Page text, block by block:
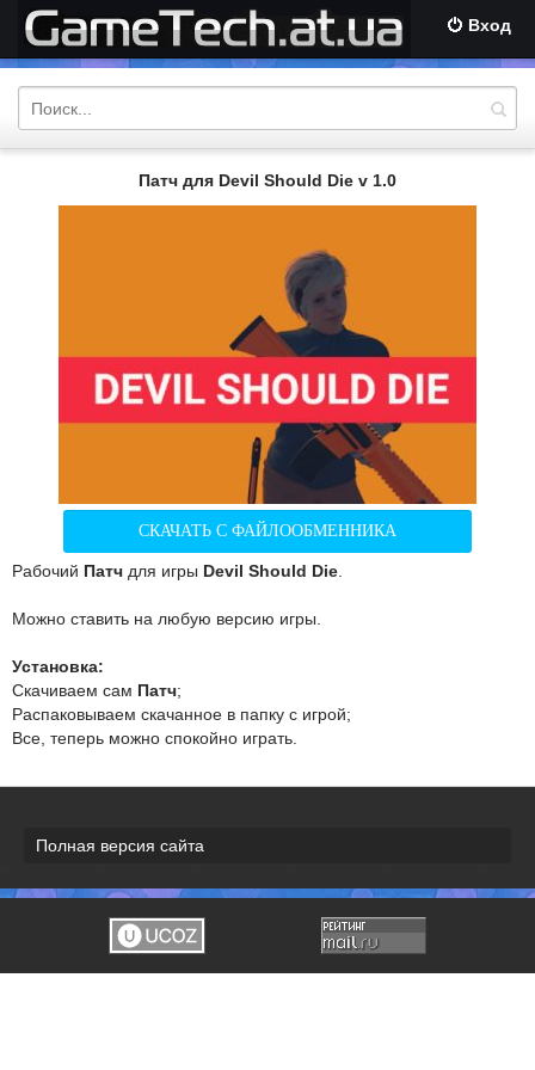
Вход
Патч для Devil Should Die v 1.0
СКАЧАТЬ С ФАЙЛООБМЕННИКА
Рабочий Патч для игры Devil Should Die
Можно ставить на любую версию игры.
Установка:
Скачиваем сам Патч;
Распаковываем скачанное в папку с игрой;
Все, теперь можно спокойно играть.
Полная версия сайта